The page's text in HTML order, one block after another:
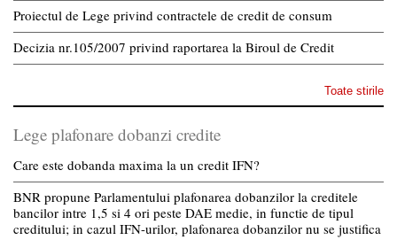
Proiectul de Lege privind contractele de credit de consum
Decizia nr.105/2007 privind raportarea la Biroul de Credit
Toate stirile
Lege plafonare dobanzi credite
Care este dobanda maxima la un credit IFN?
BNR propune Parlamentului plafonarea dobanzilor la creditele
bancilor intre 1,5 si 4 ori peste DAE medie, in functie de tipul
creditului; in cazul IFN-urilor, plafonarea dobanzilor nu se justifica